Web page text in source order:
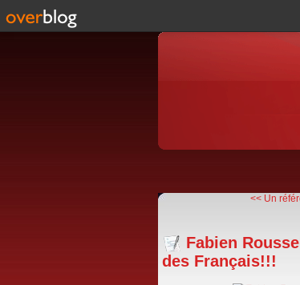
<< Un
Fabien
des Français!!!